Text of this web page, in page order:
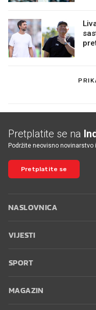
Pretplatite se na
Podržite neovisno novinarstvo
Pretplatite se
NASLOVNICA
VIJESTI
SPORT
MAGAZIN